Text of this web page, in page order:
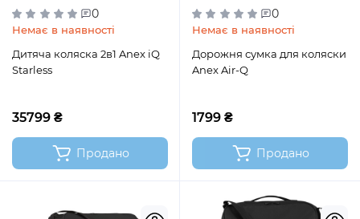
0
Немає в наявності
Дитяча коляска 2в1 Anex iQ
Starless
35799 ₴
Продано
0
Немає в наявності
Дорожня сумка для коляски
Anex Air-Q
1799 ₴
Продано